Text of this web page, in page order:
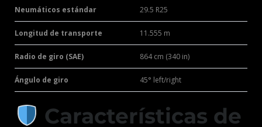
Neumáticos estándar 29.5 R25
Longitud de transporte 11.555 m
Radio de giro (SAE) 864 cm (340 in)
Ángulo de giro 45° left/right
Características de